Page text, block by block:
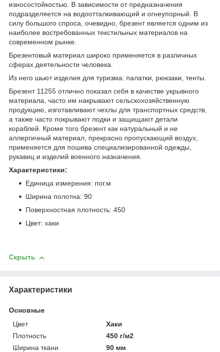
износостойкостью. В зависимости от предназначения
подразделяется на водоотталкивающий и огнеупорный. В
силу большого спроса, очевидно, брезент является одним из
наиболее востребованных текстильных материалов на
современном рынке.
Брезентовый материал широко применяется в различных
сферах деятельности человека.
Из него шьют изделия для туризма: палатки, рюкзаки, тенты.
Брезент 11255 отлично показал себя в качестве укрывного
материала, часто им накрывают сельскохозяйственную
продукцию, изготавливают чехлы для транспортных средств,
а также часто покрывают лодки и защищают детали
кораблей. Кроме того брезент как натуральный и не
аллергичный материал, прекрасно пропускающий воздух,
применяется для пошива специализированной одежды,
рукавиц и изделий военного назначения.
Характеристики:
Единица измерения: пог.м
Ширина полотна: 90
Поверхностная плотность: 450
Цвет: хаки
Скрыть
Характеристики
Основные
Цвет
Хаки
Плотность
450 г/м2
Ширина ткани
90 мм